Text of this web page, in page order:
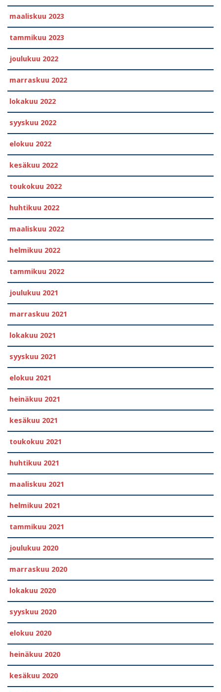
maaliskuu 2023
tammikuu 2023
joulukuu 2022
marraskuu 2022
lokakuu 2022
syyskuu 2022
elokuu 2022
kesäkuu 2022
toukokuu 2022
huhtikuu 2022
maaliskuu 2022
helmikuu 2022
tammikuu 2022
joulukuu 2021
marraskuu 2021
lokakuu 2021
syyskuu 2021
elokuu 2021
heinäkuu 2021
kesäkuu 2021
toukokuu 2021
huhtikuu 2021
maaliskuu 2021
helmikuu 2021
tammikuu 2021
joulukuu 2020
marraskuu 2020
lokakuu 2020
syyskuu 2020
elokuu 2020
heinäkuu 2020
kesäkuu 2020